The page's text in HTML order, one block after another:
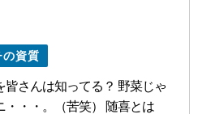
の資質
皆さんは知ってる？ 野菜じゃ
・・。（苦笑） 随喜とは